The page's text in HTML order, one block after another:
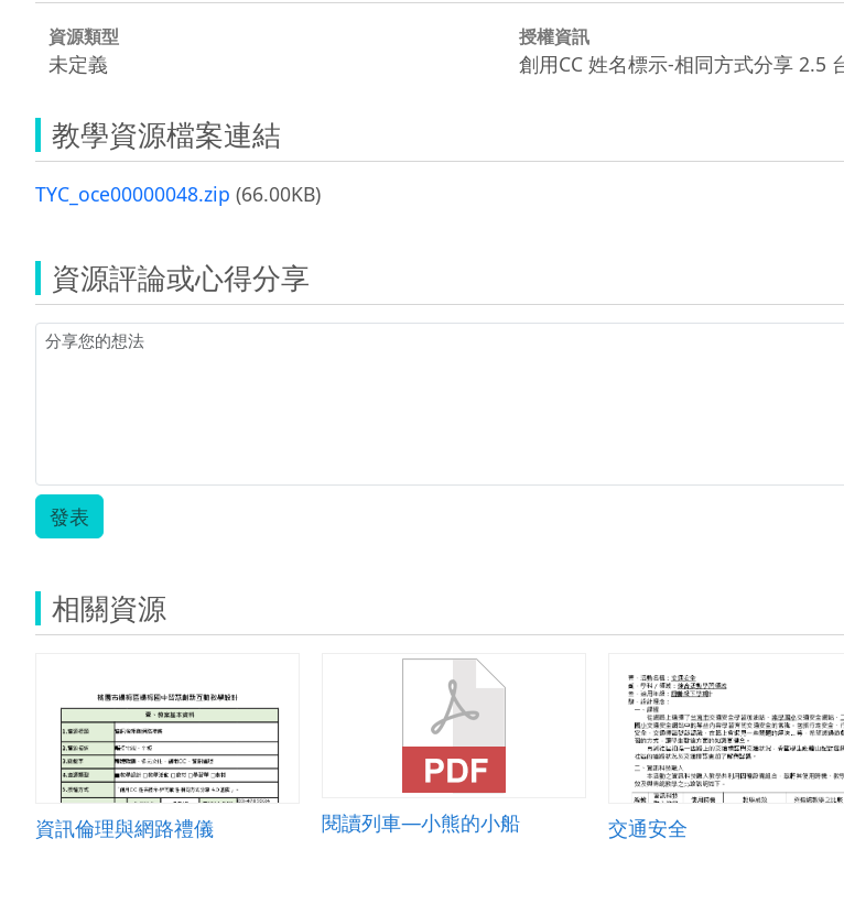
資源類型
未定義
授權資訊
創用CC 姓名標示-相同方式分享 2.5
教學資源檔案連結
TYC_oce00000048.zip (66.00KB)
資源評論或心得分享
發表
相關資源
資訊倫理與網路禮儀 閱讀列車―小熊的小船 交通安全